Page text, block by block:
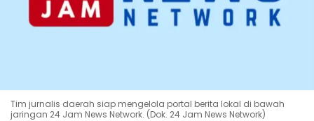
Tim jurnalis daerah siap mengelola portal berita lokal di bawah
jaringan 24 Jam News Network. (Dok. 24 Jam News Network)